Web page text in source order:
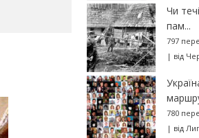
Чи
пам...
797
| від
780
| від